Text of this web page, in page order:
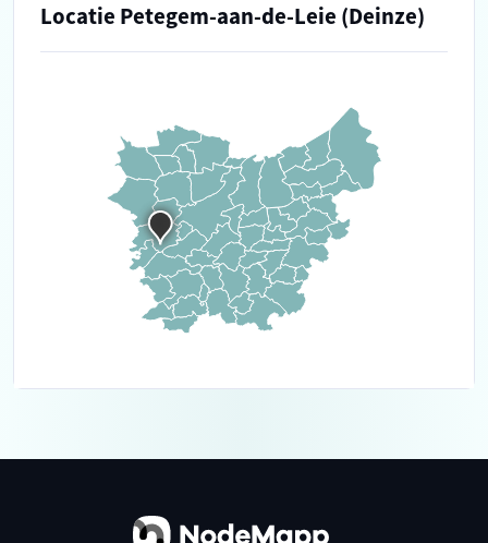
Locatie Petegem-aan-de-Leie (Deinze)